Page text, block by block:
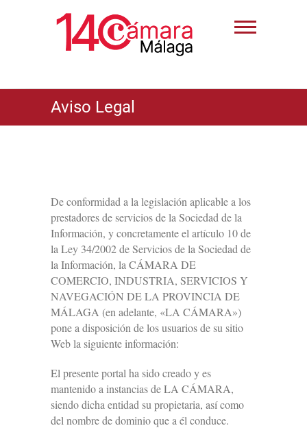
Aviso Legal
De conformidad a la legislación aplicable a los
prestadores de servicios de la Sociedad de la
Información, y concretamente el artículo 10 de
la Ley 34/2002 de Servicios de la Sociedad de
la Información, la CÁMARA DE
COMERCIO, INDUSTRIA, SERVICIOS Y
NAVEGACIÓN DE LA PROVINCIA DE
MÁLAGA (en adelante, «LA CÁMARA»)
pone a disposición de los usuarios de su sitio
Web la siguiente información:
El presente portal ha sido creado y es
mantenido a instancias de LA CÁMARA,
siendo dicha entidad su propietaria, así como
del nombre de dominio que a él conduce.